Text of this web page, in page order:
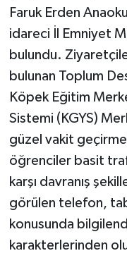
Faruk Erden
idareci İl Emniyet
bulundu.
bulunan Toplum
Köpek Eğitim
Sistemi (KGYS)
güzel vakit
öğrenciler basit
karşı davranış
görülen telefon,
konusunda
karakterlerinden